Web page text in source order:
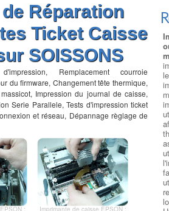
Réparation
Ticket Caisse
SOISSONS
Remplacement courroie
du firmware, Changement tête thermique,
Impression du journal de caisse,
Serie Parallele, Tests d'impression ticket
et réseau, Dépannage règlage de
Imprimante de caisse EPSON :